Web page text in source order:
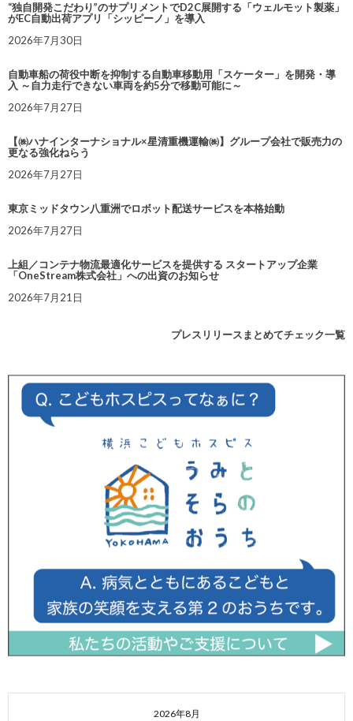
“独自開発こだわり”のサプリメントでD2C展開する「ウェルモット製薬」
がEC自動出荷アプリ「シッピーノ」を導入
2026年7月30日
自動車船の荷役中断を抑制する自動車移動用「スケーター」を開発・導
入 ～自力走行できない車両を約5分で移動可能に～
2026年7月27日
【㈱ハナインターナショナル×星清重機運輸㈱】グループ会社で販売力の
更なる強化ねらう
2026年7月27日
東京ミッドタウン八重洲でロボット配送サービスを本格始動
2026年7月27日
上組／コンテナ物流最適化サービスを提供する スタートアップ企業
「OneStream株式会社」への出資のお知らせ
2026年7月21日
プレスリリースまとめてチェック一覧
2026年8月